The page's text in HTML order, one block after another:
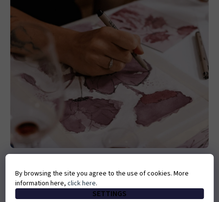
ArtWine
Degustace vína se someliérem a jedinečná technika malování
vínem.
By browsing the site you agree to the use of cookies. More
information here,click here.
SETTINGS